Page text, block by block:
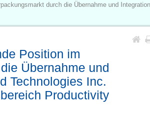
durch die Übernahme und
Position im
Übernahme und
Technologies Inc.
Productivity